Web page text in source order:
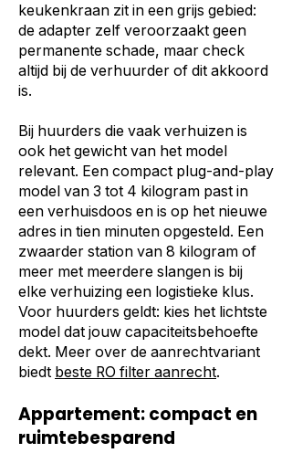
keukenkraan zit in een grijs gebied:
de adapter zelf veroorzaakt geen
permanente schade, maar check
altijd bij de verhuurder of dit akkoord
is.
Bij huurders die vaak verhuizen is
ook het gewicht van het model
relevant. Een compact plug-and-play
model van 3 tot 4 kilogram past in
een verhuisdoos en is op het nieuwe
adres in tien minuten opgesteld. Een
zwaarder station van 8 kilogram of
meer met meerdere slangen is bij
elke verhuizing een logistieke klus.
Voor huurders geldt: kies het lichtste
model dat jouw capaciteitsbehoefte
dekt. Meer over de aanrechtvariant
biedt beste RO filter aanrecht.
Appartement: compact en
ruimtebesparend